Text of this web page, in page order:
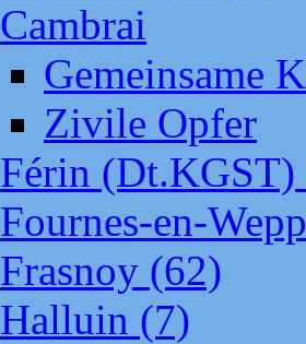
Cambrai
Gemeinsame
Zivile Opfer
Férin (Dt.KGST)
Fournes-en-
Frasnoy (62)
Halluin (7)